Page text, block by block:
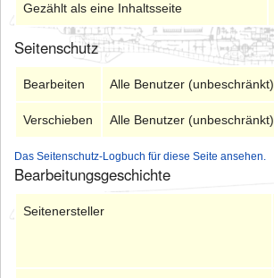
Gezählt als eine Inhaltsseite
Seitenschutz
Bearbeiten Alle Benutzer (unbeschränkt)
Verschieben Alle Benutzer (unbeschränkt)
Das Seitenschutz-Logbuch für diese Seite ansehen.
Bearbeitungsgeschichte
Seitenersteller